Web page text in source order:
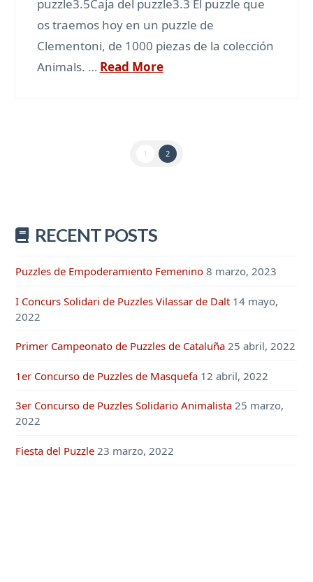
puzzle3.5Caja del puzzle3.3 El puzzle que
os traemos hoy en un puzzle de
Clementoni, de 1000 piezas de la colección
Animals. … Read More
1 2
RECENT POSTS
Puzzles de Empoderamiento Femenino 8 marzo, 2023
I Concurs Solidari de Puzzles Vilassar de Dalt 14 mayo,
2022
Primer Campeonato de Puzzles de Cataluña 25 abril, 2022
1er Concurso de Puzzles de Masquefa 12 abril, 2022
3er Concurso de Puzzles Solidario Animalista 25 marzo,
2022
Fiesta del Puzzle 23 marzo, 2022